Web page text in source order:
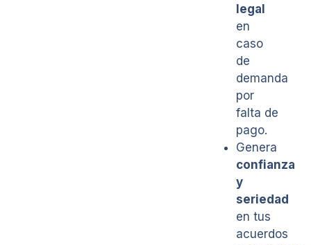
legal
en
caso
de
demanda
por
falta de
pago.
Genera
confianza
y
seriedad
en tus
acuerdos